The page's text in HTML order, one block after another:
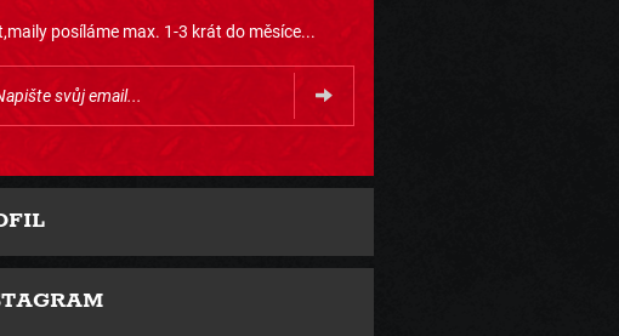
posíláme max. 1-3 krát do měsíce...